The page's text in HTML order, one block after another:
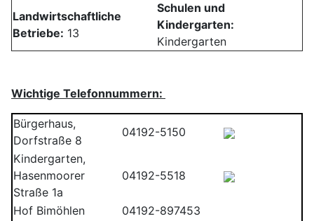
Landwirtschaftliche
Betriebe: 13
Schulen und
Kindergarten:
Kindergarten
Wichtige Telefonnummern:
Bürgerhaus,
Dorfstraße 8
04192-5150
Kindergarten,
Hasenmoorer
Straße 1a
04192-5518
Hof Bimöhlen
04192-897453